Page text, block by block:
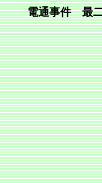
電通事件 最二小